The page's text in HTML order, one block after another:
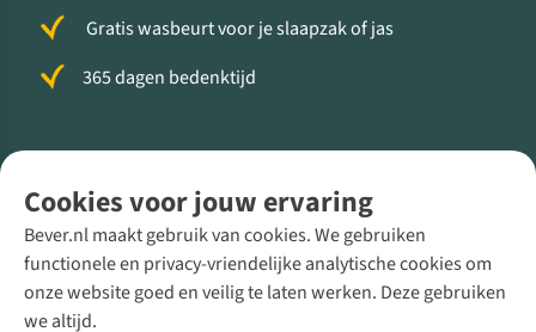
Cookies voor jouw ervaring
Bever.nl maakt gebruik van cookies. We gebruiken
functionele en privacy-vriendelijke analytische cookies om
onze website goed en veilig te laten werken. Deze gebruiken
we altijd.
Gratis wasbeurt voor je slaapzak of jas
365 dagen bedenktijd
Direct advies van een Buitenexpert